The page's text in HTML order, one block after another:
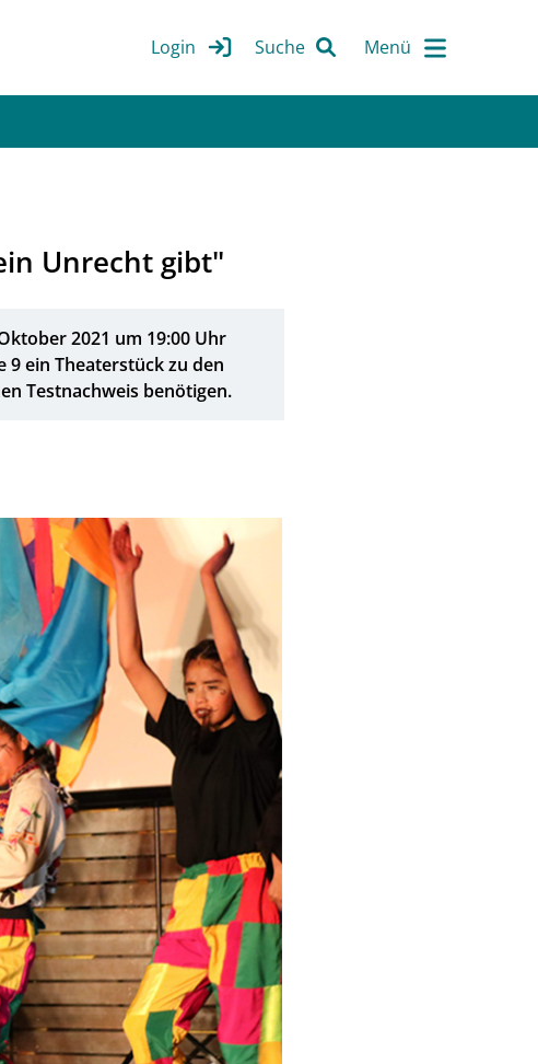
Login Suche
Unrecht gibt"
2021 um 19:00 Uhr
9 ein Theaterstück zu den
Testnachweis benötigen.